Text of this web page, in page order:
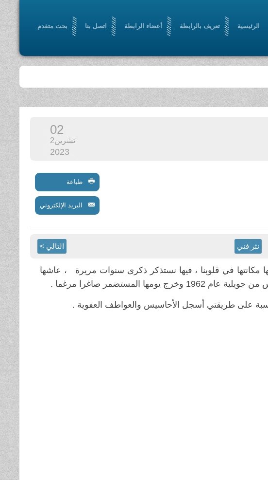
الرئيسية تعريف بالرابطة أعضاء الرابطة اتصل بنا بحث متقدم
02
تشرين2
2023
طباعة
البريد الإلكتروني
نثر فني التالي >
مكانتها في قلوبنا ، فيها نستذكر ذكرى سنوات مريرة ، عاشها
المستضمر صاغرا مرغما .
على طريقتي أسجل الأحاسيس والعواطف العفوية .